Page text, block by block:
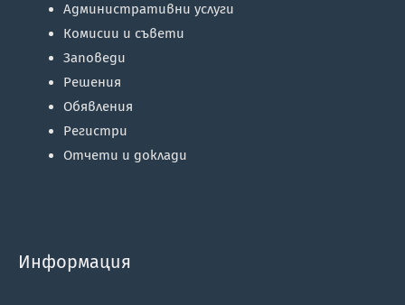
Административни услуги
Комисии и съвети
Заповеди
Решения
Обявления
Регистри
Отчети и доклади
Информация